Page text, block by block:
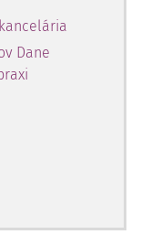
možno očakávať
zahraničia, ale aj od
SR o slovenských
bude mať k dispozícii
Dane